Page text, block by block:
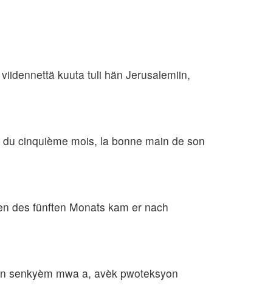
kuuta tuli hän Jerusalemiin,
cinquième mois, la bonne main de son
des fünften Monats kam er nach
senkyèm mwa a, avèk pwoteksyon